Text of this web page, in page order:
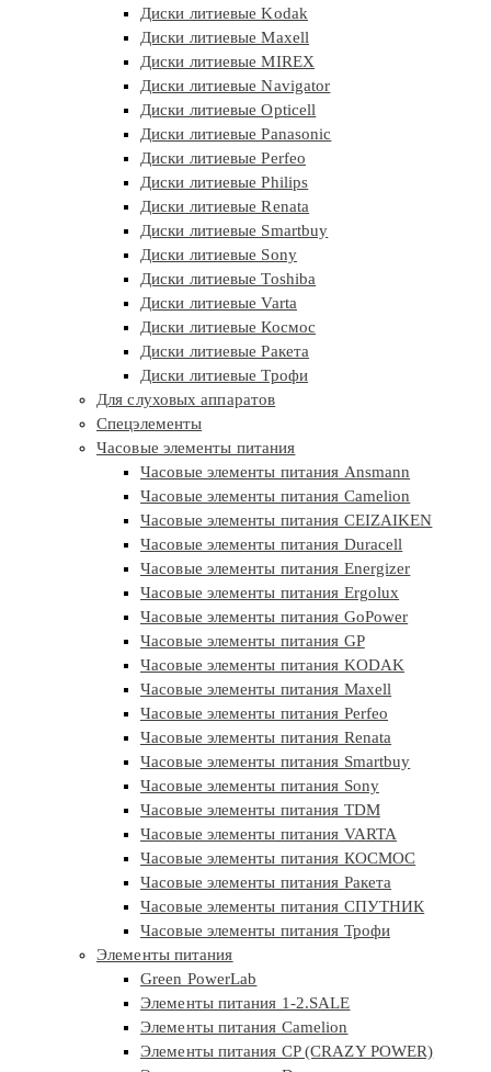
Диски литиевые Kodak
Диски литиевые Maxell
Диски литиевые MIREX
Диски литиевые Navigator
Диски литиевые Opticell
Диски литиевые Panasonic
Диски литиевые Perfeo
Диски литиевые Philips
Диски литиевые Renata
Диски литиевые Smartbuy
Диски литиевые Sony
Диски литиевые Toshiba
Диски литиевые Varta
Диски литиевые Космос
Диски литиевые Ракета
Диски литиевые Трофи
Для слуховых аппаратов
Спецэлементы
Часовые элементы питания
Часовые элементы питания Ansmann
Часовые элементы питания Camelion
Часовые элементы питания CEIZAIKEN
Часовые элементы питания Duracell
Часовые элементы питания Energizer
Часовые элементы питания Ergolux
Часовые элементы питания GoPower
Часовые элементы питания GP
Часовые элементы питания KODAK
Часовые элементы питания Maxell
Часовые элементы питания Perfeo
Часовые элементы питания Renata
Часовые элементы питания Smartbuy
Часовые элементы питания Sony
Часовые элементы питания TDM
Часовые элементы питания VARTA
Часовые элементы питания КОСМОС
Часовые элементы питания Ракета
Часовые элементы питания СПУТНИК
Часовые элементы питания Трофи
Элементы питания
Green PowerLab
Элементы питания 1-2.SALE
Элементы питания Camelion
Элементы питания CP (CRAZY POWER)